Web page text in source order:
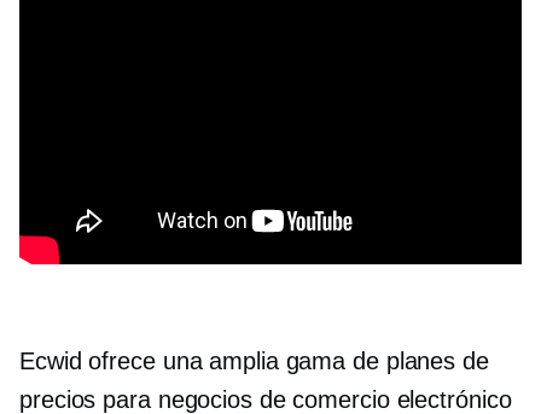
Ecwid ofrece una amplia gama de planes de
precios para negocios de comercio electrónico